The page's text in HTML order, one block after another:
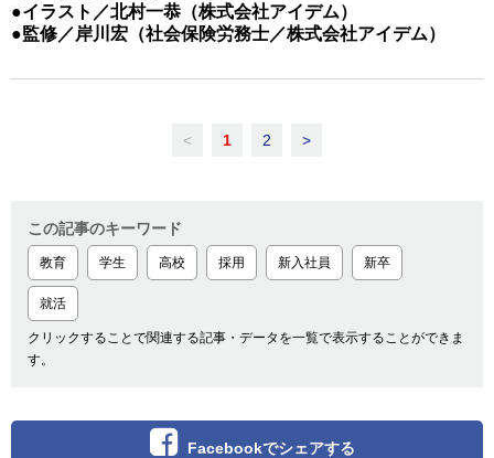
●イラスト／北村一恭（株式会社アイデム）
●監修／岸川宏（社会保険労務士／株式会社アイデム）
< 1 2 >
この記事のキーワード
教育 学生 高校 採用 新入社員 新卒
就活
クリックすることで関連する記事・データを一覧で表示することができま
す。
Facebookでシェアする